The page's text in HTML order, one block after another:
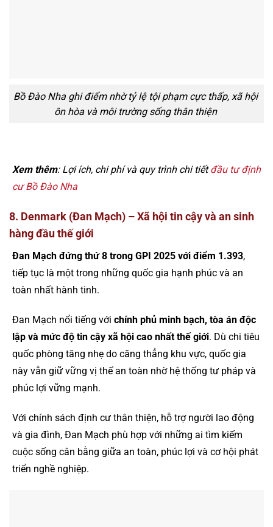
Bồ Đào Nha ghi điểm nhờ tỷ lệ tội phạm cực thấp, xã hội
ôn hòa và môi trường sống thân thiện
Xem thêm: Lợi ích, chi phí và quy trình chi tiếtđầu tư định
cư Bồ Đào Nha
8. Denmark (Đan Mạch) – Xã hội tin cậy và an sinh
hàng đầu thế giới
Đan Mạch đứng thứ 8 trong GPI 2025 với điểm 1.393,
tiếp tục là một trong những quốc gia hạnh phúc và an
toàn nhất hành tinh.
Đan Mạch nổi tiếng với chính phủ minh bạch, tòa án độc
lập và mức độ tin cậy xã hội cao nhất thế giới. Dù chi tiêu
quốc phòng tăng nhẹ do căng thẳng khu vực, quốc gia
này vẫn giữ vững vị thế an toàn nhờ hệ thống tư pháp và
phúc lợi vững mạnh.
Với chính sách định cư thân thiện, hỗ trợ người lao động
và gia đình, Đan Mạch phù hợp với những ai tìm kiếm
cuộc sống cân bằng giữa an toàn, phúc lợi và cơ hội phát
triển nghề nghiệp.